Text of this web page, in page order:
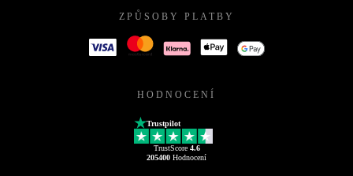
ZPŮSOBY PLATBY
HODNOCENÍ
Trustpilot
TrustScore 4.6
205400 Hodnocení